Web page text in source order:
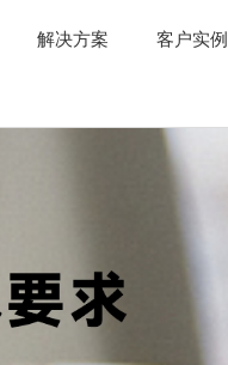
解决方案 客户实例